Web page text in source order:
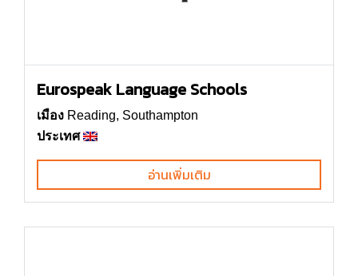
Eurospeak Language Schools
เมือง Reading, Southampton
ประเทศ
อ่านเพิ่มเติม